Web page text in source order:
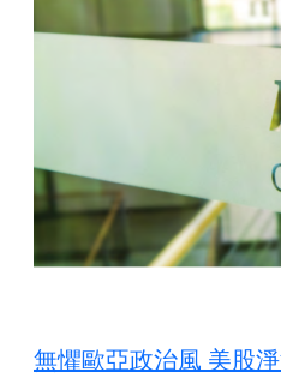
無懼歐亞政治風 美股